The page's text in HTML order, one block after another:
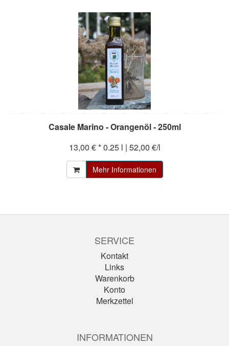
Casale Marino - Orangenöl - 250ml
13,00 € *0.25 l | 52,00 €/l
Mehr Informationen
SERVICE
Kontakt
Links
Warenkorb
Konto
Merkzettel
INFORMATIONEN